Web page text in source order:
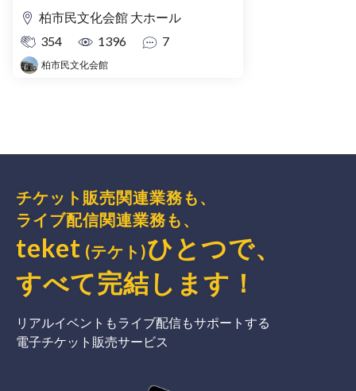
柏市民文化会館 大ホール
354
1396 7
柏市民文化会館
チケット販売関連業務も、
ライブ配信関連業務も、
teket (テケト)ひとつで、
すべて完結 します ！
リアルイベントもライブ配信もサポートする
電子チケット販売サービス